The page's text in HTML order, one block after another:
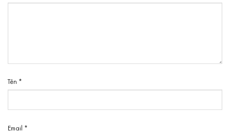
Tên *
Email *